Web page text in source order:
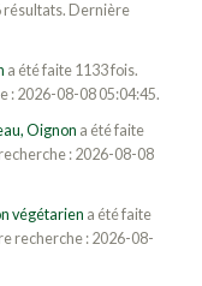
résultats. Dernière
a été faite 1133 fois.
: 2026-08-08 05:04:45.
Oignon a été faite
: 2026-08-08
végétarien a été faite
recherche : 2026-08-